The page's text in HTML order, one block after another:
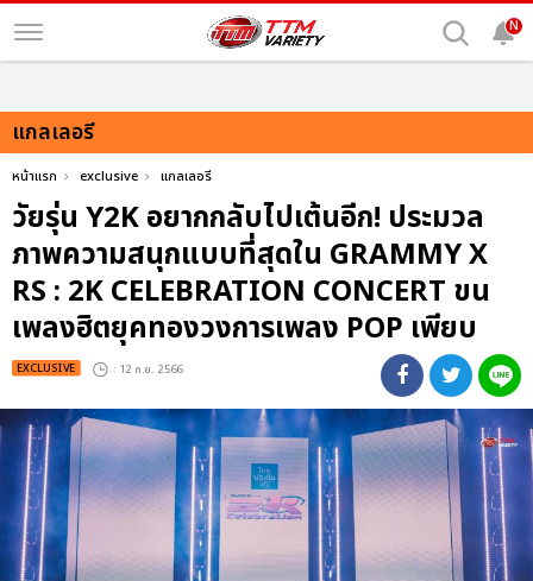
N
แกลเลอรี
หน้าแรก exclusive แกลเลอรี
วัยรุ่น Y2K อยากกลับไปเต้นอีก! ประมวล
ภาพความสนุกแบบที่สุดใน GRAMMY X
RS : 2K CELEBRATION CONCERT ขน
เพลงฮิตยุคทองวงการเพลง POP เพียบ
EXCLUSIVE : 12 ก.ย. 2566